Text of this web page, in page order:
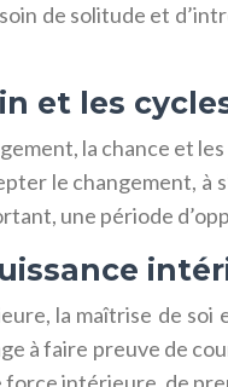
de solitude et
et les
la chance et
le changement, à
une période
la maîtrise de
à faire preuve de